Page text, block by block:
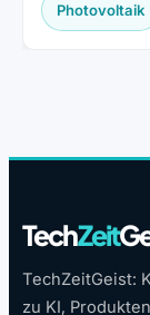
Photovoltaik
TechZeit
TechZeitGeist:
zu KI,